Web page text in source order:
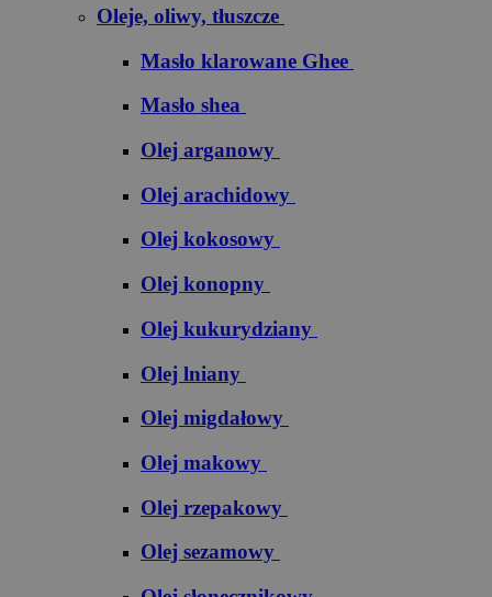
Oleje, oliwy, tłuszcze
Masło klarowane Ghee
Masło shea
Olej arganowy
Olej arachidowy
Olej kokosowy
Olej konopny
Olej kukurydziany
Olej lniany
Olej migdałowy
Olej makowy
Olej rzepakowy
Olej sezamowy